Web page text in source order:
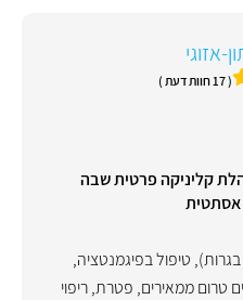
אזוגי
( 17 חוות דעת )
מומחית מ-1993, מנהלת קליניקה פרטית שבה
אסתטית
, טיפול בפיגמנטציה,
טרום ממאירים, פטרת,ריפוי